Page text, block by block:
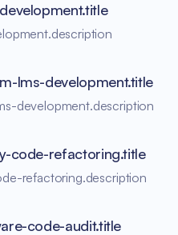
lms-development.title
development.description
code-refactoring.title
refactoring.description
code-audit.title